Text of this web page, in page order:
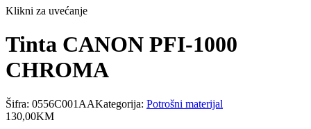
Klikni za uvećanje
Tinta CANON PFI-1000
CHROMA
Šifra: 0556C001AAKategorija: Potrošni materijal
130,00KM